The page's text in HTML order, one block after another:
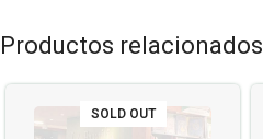
Productos relacionados
SOLD OUT